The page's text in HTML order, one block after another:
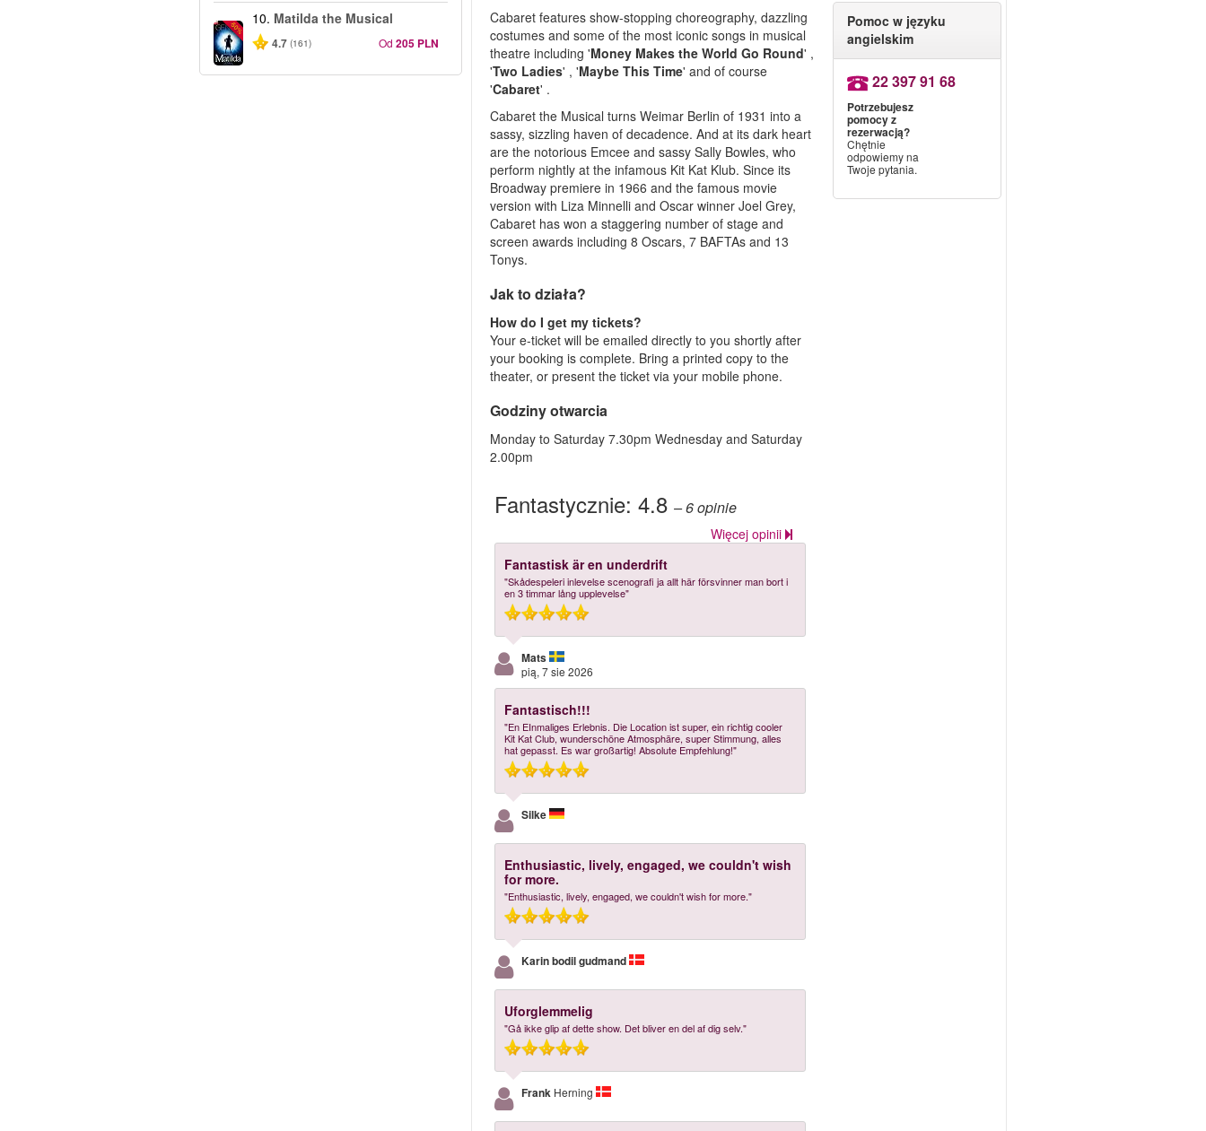
-50%
10. Matilda the Musical
4.7 (161) Od 205 PLN
Cabaret features show-stopping choreography, dazzling
costumes and some of the most iconic songs in musical
theatre including 'Money Makes the World Go Round' ,
'Two Ladies' , 'Maybe This Time' and of course
'Cabaret' .
Cabaret the Musical turns Weimar Berlin of 1931 into a
sassy, sizzling haven of decadence. And at its dark heart
are the notorious Emcee and sassy Sally Bowles, who
perform nightly at the infamous Kit Kat Klub. Since its
Broadway premiere in 1966 and the famous movie
version with Liza Minnelli and Oscar winner Joel Grey,
Cabaret has won a staggering number of stage and
screen awards including 8 Oscars, 7 BAFTAs and 13
Tonys.
Jak to działa?
How do I get my tickets?
Your e-ticket will be emailed directly to you shortly after
your booking is complete. Bring a printed copy to the
theater, or present the ticket via your mobile phone.
Godziny otwarcia
Monday to Saturday 7.30pm Wednesday and Saturday
2.00pm
Fantastycznie:4.8– 6opinie
Więcej opinii
Fantastisk är en underdrift
"Skådespeleri inlevelse scenografi ja allt här försvinner man bort i
en 3 timmar lång upplevelse"
Mats
pią, 7 sie 2026
Fantastisch!!!
"En EInmaliges Erlebnis. Die Location ist super, ein richtig cooler
Kit Kat Club, wunderschöne Atmosphäre, super Stimmung, alles
hat gepasst. Es war großartig! Absolute Empfehlung!"
Silke
Enthusiastic, lively, engaged, we couldn't wish
for more.
"Enthusiastic, lively, engaged, we couldn't wish for more."
Karin bodil gudmand
Uforglemmelig
"Gå ikke glip af dette show. Det bliver en del af dig selv."
Frank Herning
Pomoc w języku
angielskim
22 397 91 68
Potrzebujesz
pomocy z
rezerwacją?
Chętnie
odpowiemy na
Twoje pytania.